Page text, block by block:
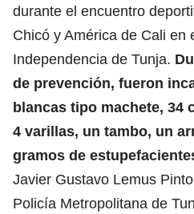
durante el encuentro
Chicó y América de Cali en
Independencia de Tunja.
de prevención, fueron
blancas tipo machete, 34
4 varillas, un tambo, un
gramos de
Javier Gustavo Lemus
Policía Metropolitana de